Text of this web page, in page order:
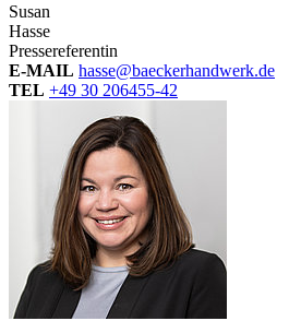
Susan
Hasse
Pressereferentin
E-MAIL hasse@baeckerhandwerk.de
TEL +49 30 206455-42